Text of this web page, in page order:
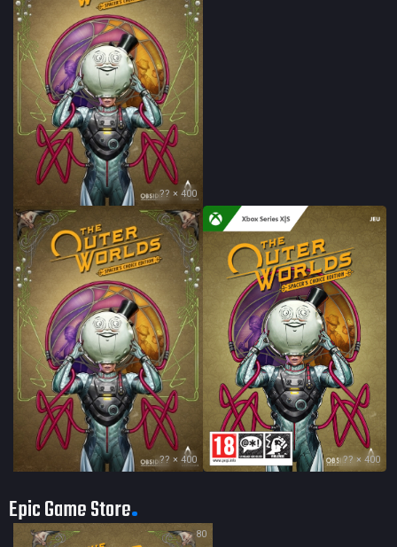
?? × 400
?? × 400 ?? × 400
Epic Game Store
80